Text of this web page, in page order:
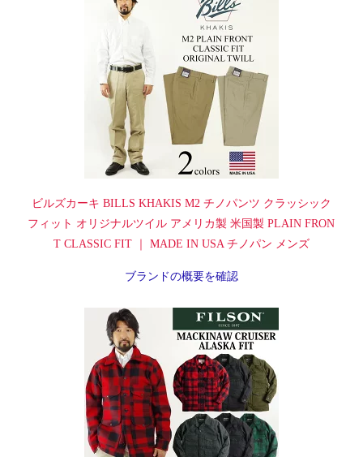
ビルズカーキ BILLS KHAKIS M2 チノパンツ クラッシック
フィット オリジナルツイル アメリカ製 米国製 PLAIN FRON
T CLASSIC FIT ｜ MADE IN USA チノパン メンズ
ブランドの概要を確認